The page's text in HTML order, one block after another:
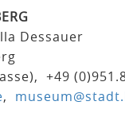
Dessauer
+49
,